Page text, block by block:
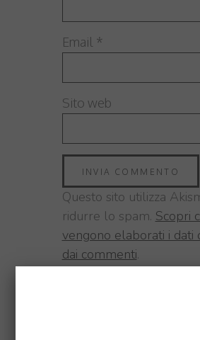
Email *
Sito web
Questo sito utilizza
ridurre lo spam. Scopri
vengono elaborati i dati
dai commenti.